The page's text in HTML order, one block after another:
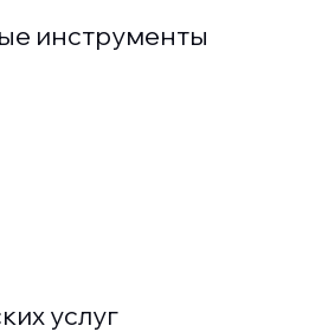
инструменты
услуг